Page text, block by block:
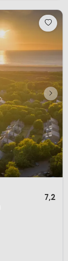
7,2